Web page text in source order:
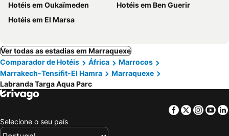
Hotéis em Oukaïmeden
Hotéis em Ben Guerir
Hotéis em El Marsa
Ver todas as estadias em Marraquexe
Comparador de Hotéis
África
Marrocos
Marrakech-Tensifit-El Hamra
Marraquexe
Labranda Targa Aqua Parc
Facebook
Twitter
Selecione o seu país